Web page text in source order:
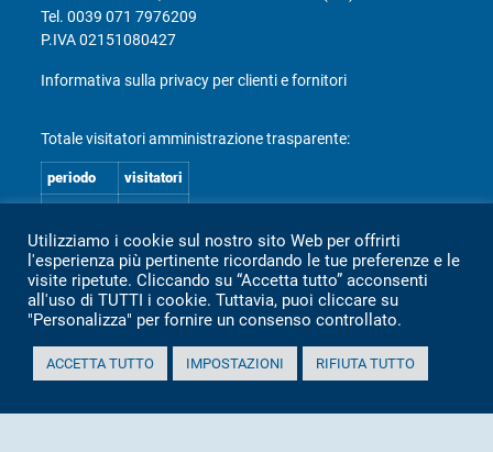
Tel.0039 071 7976209
P.IVA 02151080427
Informativa sulla privacy per clienti e fornitori
Totale visitatori amministrazione trasparente:
periodo
visitatori
anno 2024
2.097
anno 2023
1.803
anno 2022
2.373
anno 2020
1.307
Utilizziamo i cookie sul nostro sito Web per offrirti
l'esperienza più pertinente ricordando le tue preferenze e le
visite ripetute. Cliccando su “Accetta tutto” acconsenti
all'uso di TUTTI i cookie. Tuttavia, puoi cliccare su
"Personalizza" per fornire un consenso controllato.
ACCETTA TUTTO IMPOSTAZIONI RIFIUTA TUTTO